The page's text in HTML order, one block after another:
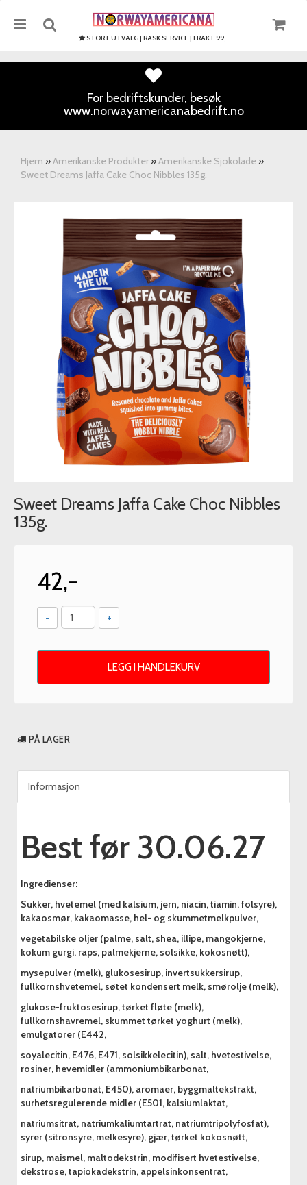
STORT UTVALG | RASK SERVICE | FRAKT 99,-
For bedriftskunder, besøk
www.norwayamericanabedrift.no
Hjem »Amerikanske Produkter »Amerikanske Sjokolade »
Sweet Dreams Jaffa Cake Choc Nibbles 135g.
Sweet Dreams Jaffa Cake Choc Nibbles
135g.
42,-
- +
LEGG I HANDLEKURV
PÅ LAGER
Informasjon
Best før 30.06.27
Ingredienser:
Sukker, hvetemel (med kalsium, jern, niacin, tiamin, folsyre),
kakaosmør, kakaomasse, hel- og skummetmelkpulver,
vegetabilske oljer (palme, salt, shea, illipe, mangokjerne,
kokum gurgi, raps, palmekjerne, solsikke, kokosnøtt),
mysepulver (melk), glukosesirup, invertsukkersirup,
fullkornshvetemel, søtet kondensert melk, smørolje (melk),
glukose-fruktosesirup, tørket fløte (melk),
fullkornshavremel, skummet tørket yoghurt (melk),
emulgatorer (E442,
soyalecitin, E476, E471, solsikkelecitin), salt, hvetestivelse,
rosiner, hevemidler (ammoniumbikarbonat,
natriumbikarbonat, E450), aromaer, byggmaltekstrakt,
surhetsregulerende midler (E501, kalsiumlaktat,
natriumsitrat, natriumkaliumtartrat, natriumtripolyfosfat),
syrer (sitronsyre, melkesyre), gjær, tørket kokosnøtt,
sirup, maismel, maltodekstrin, modifisert hvetestivelse,
dekstrose, tapiokadekstrin, appelsinkonsentrat,